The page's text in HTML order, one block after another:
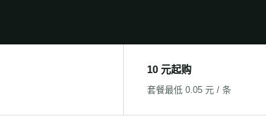
10 元起购
套餐最低 0.05 元 / 条